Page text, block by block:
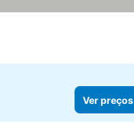
Ver preços